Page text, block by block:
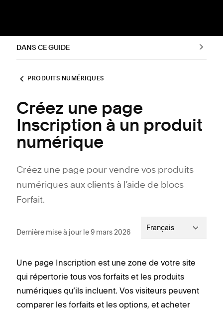
DANS CE GUIDE
PRODUITS NUMÉRIQUES
Créez une page
Inscription à un produit
numérique
Créez une page pour vendre vos produits
numériques aux clients à l’aide de blocs
Forfait.
Dernière mise à jour le 9 mars 2026 Français
Une page Inscription est une zone de votre site
qui répertorie tous vos forfaits et les produits
numériques qu’ils incluent. Vos visiteurs peuvent
comparer les forfaits et les options, et acheter